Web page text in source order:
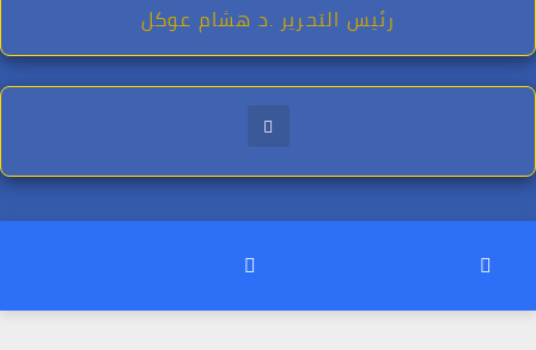
رئيس التحرير .د هشام عوكل